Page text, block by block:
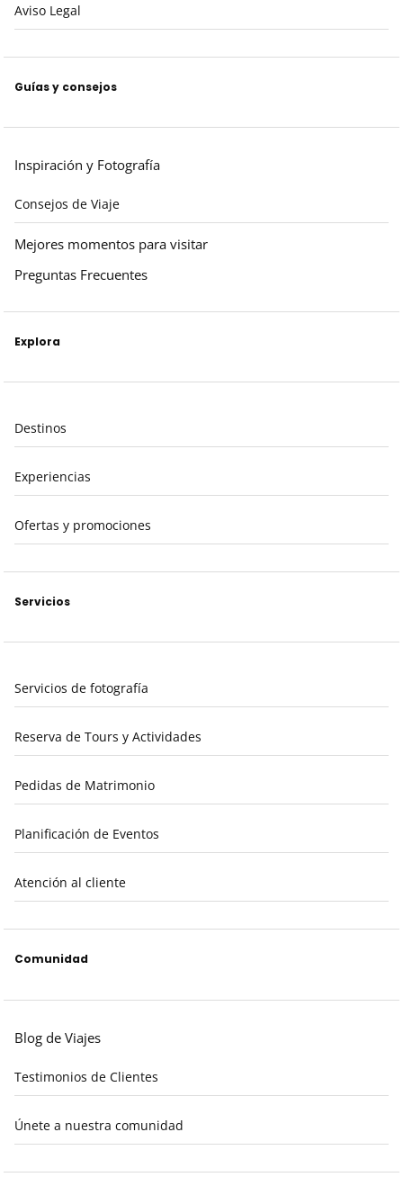
Aviso Legal
Guías y consejos
Inspiración y Fotografía
Consejos de Viaje
Mejores momentos para visitar
Preguntas Frecuentes
Explora
Destinos
Experiencias
Ofertas y promociones
Servicios
Servicios de fotografía
Reserva de Tours y Actividades
Pedidas de Matrimonio
Planificación de Eventos
Atención al cliente
Comunidad
Blog de Viajes
Testimonios de Clientes
Únete a nuestra comunidad